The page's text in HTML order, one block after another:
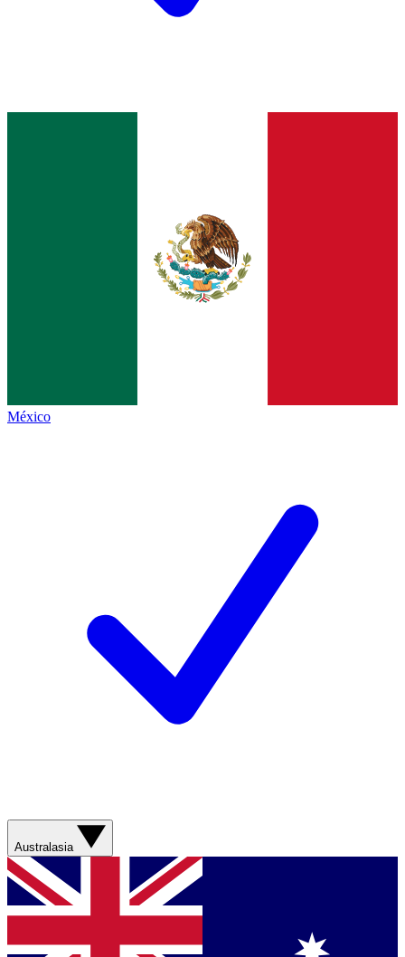
México
Australasia